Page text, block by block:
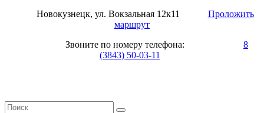
Новокузнецк, ул. Вокзальная 12к11 Проложить
маршрут
Звоните по номеру телефона: 8
(3843) 50-03-11